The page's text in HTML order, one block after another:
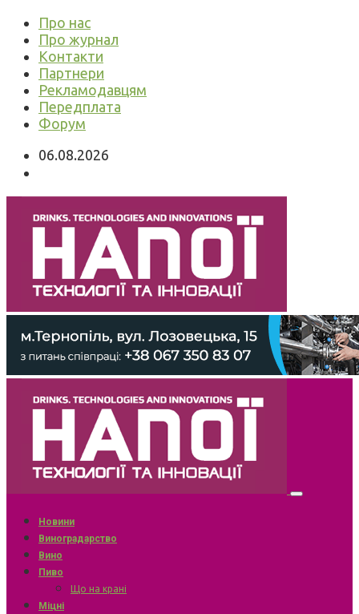
Про нас
Про журнал
Контакти
Партнери
Рекламодавцям
Передплата
Форум
06.08.2026
Новини
Виноградарство
Вино
Пиво
Що на крані
Міцні